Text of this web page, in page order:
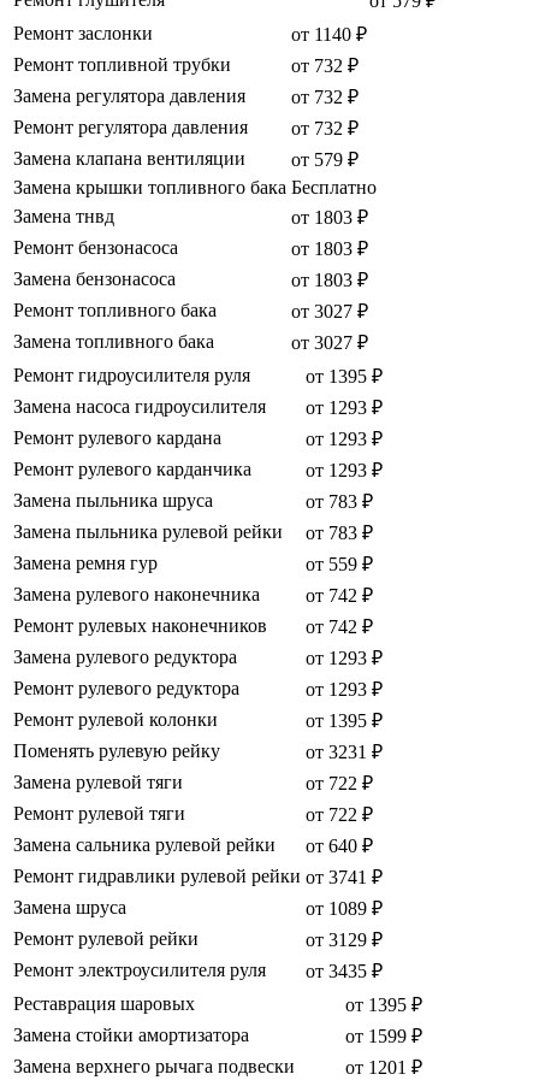
Ремонт заслонки
от 1140 ₽
Ремонт топливной трубки
от 732 ₽
Замена регулятора давления
от 732 ₽
Ремонт регулятора давления
от 732 ₽
Замена клапана вентиляции
от 579 ₽
Замена крышки топливного бака Бесплатно
Замена тнвд
от 1803 ₽
Ремонт бензонасоса
от 1803 ₽
Замена бензонасоса
от 1803 ₽
Ремонт топливного бака
от 3027 ₽
Замена топливного бака
от 3027 ₽
Ремонт гидроусилителя руля
от 1395 ₽
Замена насоса гидроусилителя
от 1293 ₽
Ремонт рулевого кардана
от 1293 ₽
Ремонт рулевого карданчика
от 1293 ₽
Замена пыльника шруса
от 783 ₽
Замена пыльника рулевой рейки
от 783 ₽
Замена ремня гур
от 559 ₽
Замена рулевого наконечника
от 742 ₽
Ремонт рулевых наконечников
от 742 ₽
Замена рулевого редуктора
от 1293 ₽
Ремонт рулевого редуктора
от 1293 ₽
Ремонт рулевой колонки
от 1395 ₽
Поменять рулевую рейку
от 3231 ₽
Замена рулевой тяги
от 722 ₽
Ремонт рулевой тяги
от 722 ₽
Замена сальника рулевой рейки
от 640 ₽
Ремонт гидравлики рулевой рейки от 3741 ₽
Замена шруса
от 1089 ₽
Ремонт рулевой рейки
от 3129 ₽
Ремонт электроусилителя руля
от 3435 ₽
Реставрация шаровых
от 1395 ₽
Замена стойки амортизатора
от 1599 ₽
Замена верхнего рычага подвески
от 1201 ₽